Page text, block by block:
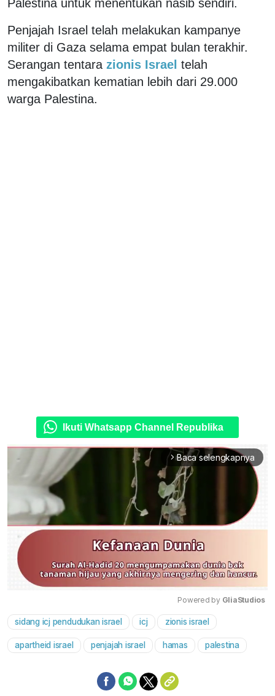
Palestina untuk menentukan nasib sendiri.
Penjajah Israel telah melakukan kampanye
militer di Gaza selama empat bulan terakhir.
Serangan tentara zionis Israel telah
mengakibatkan kematian lebih dari 29.000
warga Palestina.
Ikuti Whatsapp Channel Republika
arrow_forward_ios Baca selengkapnya
Powered by GliaStudios
sidang icj pendudukan israel icj zionis israel
apartheid israel penjajah israel hamas palestina